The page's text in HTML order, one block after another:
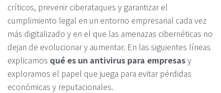
críticos, prevenir ciberataques y garantizar el
cumplimiento legal en un entorno empresarial cada vez
más digitalizado y en el que las amenazas cibernéticas no
dejan de evolucionar y aumentar. En las siguientes líneas
explicamos qué es un antivirus para empresasy
exploramos el papel que juega para evitar pérdidas
económicas y reputacionales.